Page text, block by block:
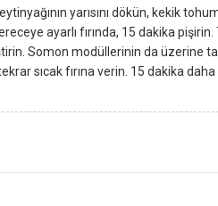
yarısını dökün, kekik
ayarlı fırında, 15 dakika
Somon modüllerinin da üzerine
sıcak fırına verin. 15 dakika